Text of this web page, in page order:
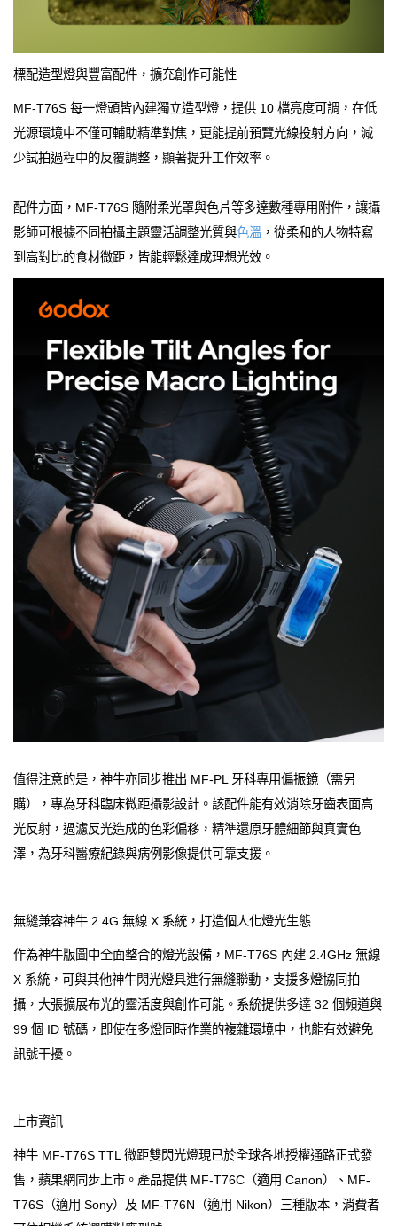
標配造型燈與豐富配件，擴充創作可能性
MF-T76S 每一燈頭皆內建獨立造型燈，提供 10 檔亮度可調，在低
光源環境中不僅可輔助精準對焦，更能提前預覽光線投射方向，減
少試拍過程中的反覆調整，顯著提升工作效率。
配件方面，MF-T76S 隨附柔光罩與色片等多達數種專用附件，讓攝
影師可根據不同拍攝主題靈活調整光質與色溫 ，從柔和的人物特寫
到高對比的食材微距，皆能輕鬆達成理想光效。
值得注意的是，神牛亦同步推出 MF-PL 牙科專用偏振鏡（需另
購），專為牙科臨床微距攝影設計。該配件能有效消除牙齒表面高
光反射，過濾反光造成的色彩偏移，精準還原牙體細節與真實色
澤，為牙科醫療紀錄與病例影像提供可靠支援。
無縫兼容神牛 2.4G 無線 X 系統，打造個人化燈光生態
作為神牛版圖中全面整合的燈光設備，MF-T76S 內建 2.4GHz 無線
X 系統，可與其他神牛閃光燈具進行無縫聯動，支援多燈協同拍
攝，大張擴展布光的靈活度與創作可能。系統提供多達 32 個頻道與
99 個 ID 號碼，即使在多燈同時作業的複雜環境中，也能有效避免
訊號干擾。
上市資訊
神牛 MF-T76S TTL 微距雙閃光燈現已於全球各地授權通路正式發
售，蘋果網同步上市。產品提供 MF-T76C（適用 Canon）、MF-
T76S（適用 Sony）及 MF-T76N（適用 Nikon）三種版本，消費者